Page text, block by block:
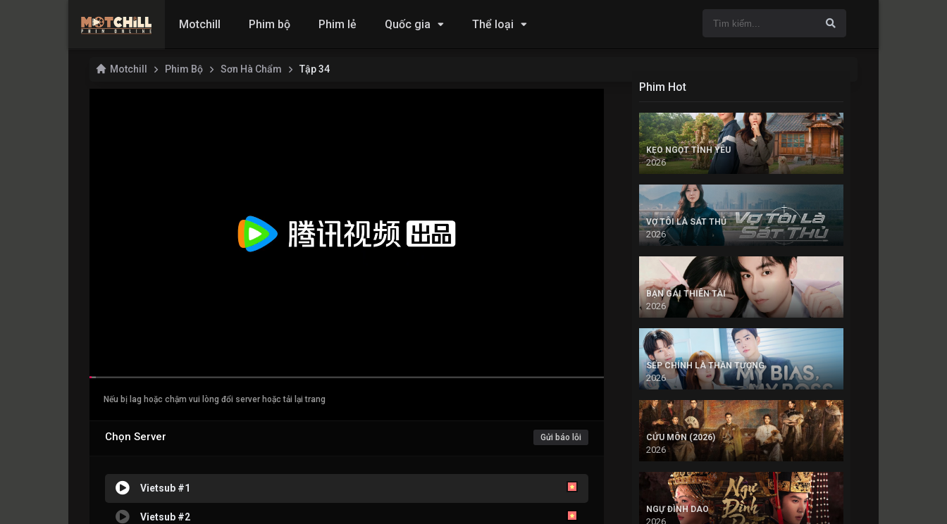
Motchill Phim bộ Phim lẻ Quốc gia Thể loại
Motchill Phim Bộ Sơn Hà Chẩm Tập 34
Nếu bị lag hoặc chậm vui lòng đổi server hoặc tải lại trang
Chọn Server Gửi báo lỗi
Vietsub #1
Vietsub #2
Phim Hot
KẸO NGỌT TÌNH YÊU
2026
VỢ TÔI LÀ SÁT THỦ
2026
BẠN GÁI THIÊN TÀI
2026
SẾP CHÍNH LÀ THẦN TƯỢNG
2026
CỬU MÔN (2026)
2026
NGỰ ĐÌNH DAO
2026